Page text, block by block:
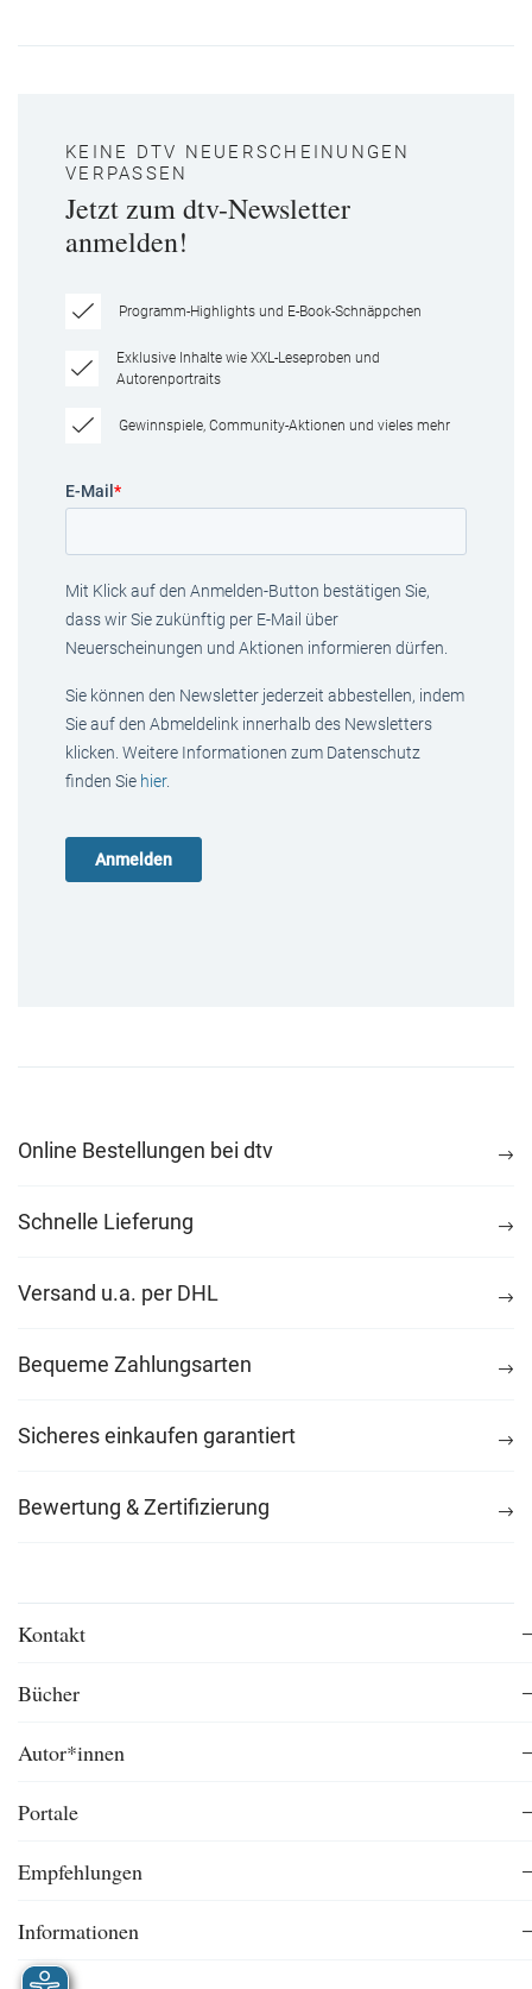
KEINE DTV NEUERSCHEINUNGEN
VERPASSEN
Jetzt zum dtv-Newsletter
anmelden!
Programm-Highlights und E-Book-Schnäppchen
Exklusive Inhalte wie XXL-Leseproben und
Autorenportraits
Gewinnspiele, Community-Aktionen und vieles mehr
E-Mail *
Mit Klick auf den Anmelden-Button bestätigen Sie,
dass wir Sie zukünftig per E-Mail über
Neuerscheinungen und Aktionen informieren dürfen.
Sie können den Newsletter jederzeit abbestellen, indem
Sie auf den Abmeldelink innerhalb des Newsletters
klicken. Weitere Informationen zum Datenschutz
finden Sie hier.
Online Bestellungen bei dtv
Schnelle Lieferung
Versand u.a. per DHL
Bequeme Zahlungsarten
Sicheres einkaufen garantiert
Bewertung & Zertifizierung
Kontakt
Bücher
Autor*innen
Portale
Empfehlungen
Informationen